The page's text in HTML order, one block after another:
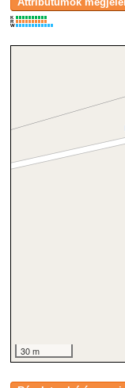
K
R
W
30 m